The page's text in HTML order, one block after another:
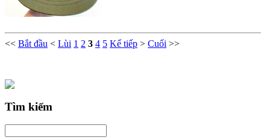
<< Bắt đầu < Lùi 1 2 3 4 5 Kế tiếp > Cuối >>
Tìm kiếm